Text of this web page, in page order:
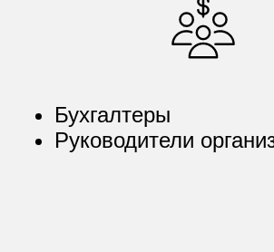
Бухгалтеры
Руководители